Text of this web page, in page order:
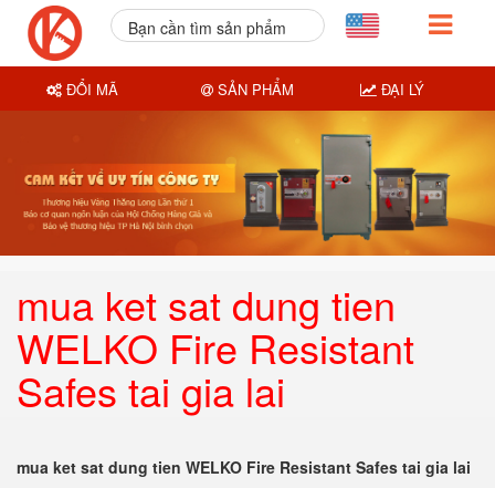
mua ket sat dung tien
WELKO Fire Resistant
Safes tai gia lai
mua ket sat dung tien WELKO Fire Resistant Safes tai gia lai
Bạn cần tìm sản phẩm
ĐỔI MÃ SẢN PHẨM ĐẠI LÝ